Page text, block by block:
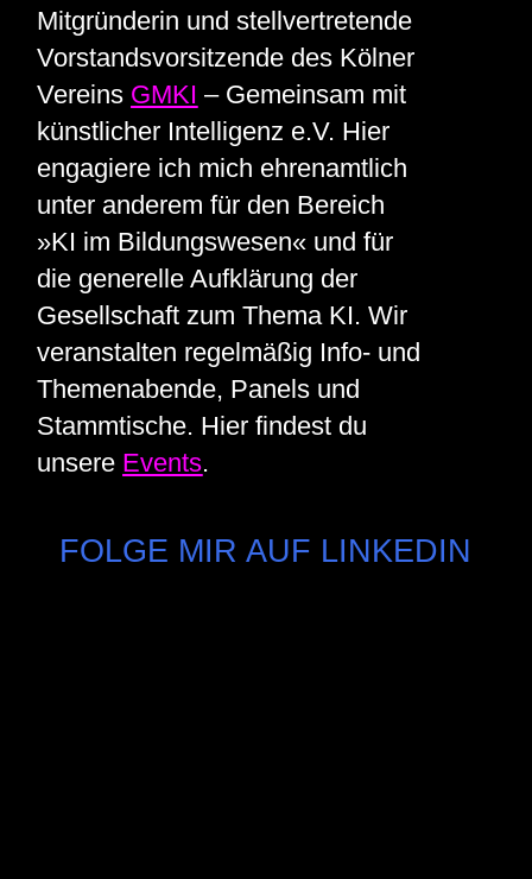
Mitgründerin und stellvertretende
Vorstandsvorsitzende des Kölner
Vereins GMKI – Gemeinsam mit
künstlicher Intelligenz e.V. Hier
engagiere ich mich ehrenamtlich
unter anderem für den Bereich
»KI im Bildungswesen« und für
die generelle Aufklärung der
Gesellschaft zum Thema KI. Wir
veranstalten regelmäßig Info- und
Themenabende, Panels und
Stammtische. Hier findest du
unsere Events.
FOLGE MIR AUF LINKEDIN